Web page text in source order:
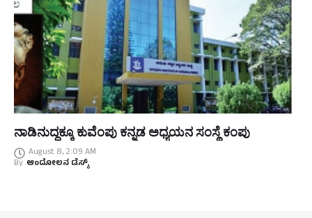
ನಾಡಿನುದ್ದಕ್ಕೂ ಕುವೆಂಪು ಕನ್ನಡ ಅಧ್ಯಯನ ಸಂಸ್ಥೆ ಕಂಪು
August 8, 2:09 AM
By ಆಂದೋಲನ ಡೆಸ್ಕ್